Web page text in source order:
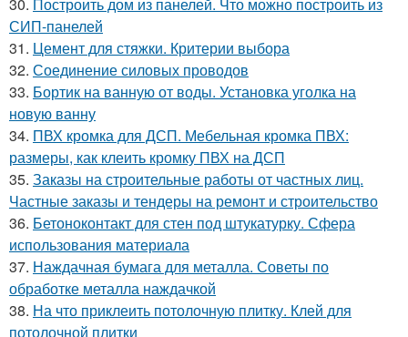
30. Построить дом из панелей. Что можно построить из
СИП-панелей
31. Цемент для стяжки. Критерии выбора
32. Соединение силовых проводов
33. Бортик на ванную от воды. Установка уголка на
новую ванну
34. ПВХ кромка для ДСП. Мебельная кромка ПВХ:
размеры, как клеить кромку ПВХ на ДСП
35. Заказы на строительные работы от частных лиц.
Частные заказы и тендеры на ремонт и строительство
36. Бетоноконтакт для стен под штукатурку. Сфера
использования материала
37. Наждачная бумага для металла. Советы по
обработке металла наждачкой
38. На что приклеить потолочную плитку. Клей для
потолочной плитки